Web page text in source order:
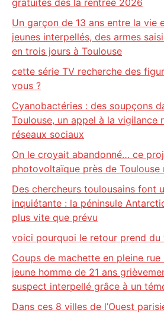
gratuites dès la rentrée 2026
Un garçon de 13 ans entre la vie
jeunes interpellés, des armes
en trois jours à Toulouse
cette série TV recherche des
vous ?
Cyanobactéries : des soupçons
Toulouse, un appel à la vigilance
réseaux sociaux
On le croyait abandonné… ce
photovoltaïque près de
Des chercheurs toulousains font
inquiétante : la péninsule
plus vite que prévu
voici pourquoi le retour prend du
Coups de machette en pleine rue
jeune homme de 21 ans
suspect interpellé grâce à un
Dans ces 8 villes de l’Ouest